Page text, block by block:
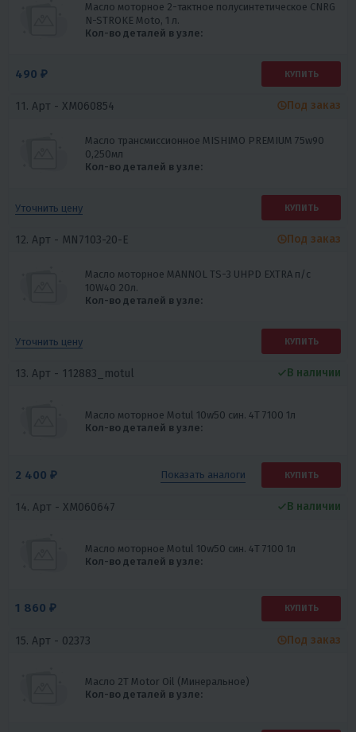
Масло моторное 2-тактное полусинтетическое CNRG
N-STROKE Moto, 1 л.
Кол-во деталей в узле:
490 ₽ КУПИТЬ
11. Арт - XM060854
Масло трансмиссионное MISHIMO PREMIUM 75w90
0,250мл
Кол-во деталей в узле:
Под заказ
Уточнить цену КУПИТЬ
12. Арт - MN7103-20-E
Масло моторное MANNOL TS-3 UHPD EXTRA п/с
10W40 20л.
Кол-во деталей в узле:
Под заказ
Уточнить цену КУПИТЬ
13. Арт - 112883_motul
Масло моторное Motul 10w50 син. 4Т 7100 1л
Кол-во деталей в узле:
В наличии
2 400 ₽ Показать аналоги КУПИТЬ
14. Арт - XM060647
Масло моторное Motul 10w50 син. 4Т 7100 1л
Кол-во деталей в узле:
В наличии
1 860 ₽ КУПИТЬ
15. Арт - 02373
Масло 2T Motor Oil (Минеральное)
Кол-во деталей в узле:
Под заказ